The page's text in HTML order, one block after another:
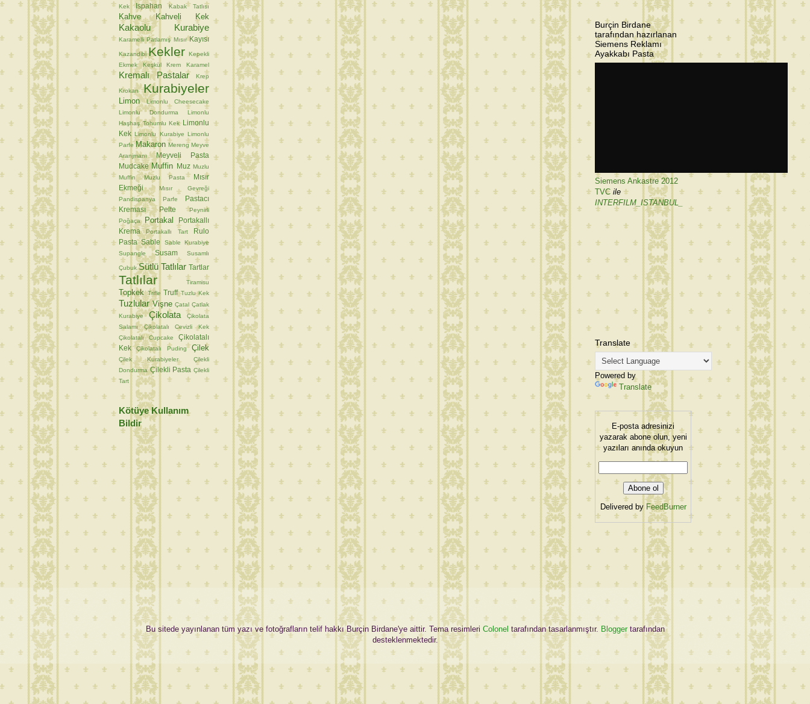
Kek
Ispahan Kabak Tatlısı
Kahve Kahveli Kek
Kakaolu Kurabiye
Karamelli Patlamış Mısır Kayısı
Kazandibi Kekler Kepekli
Ekmek
Keşkül Krem Karamel
Kremalı Pastalar Krep
Krokan Kurabiyeler
Limon
Limonlu Cheesecake
Limonlu Dondurma
Limonlu
Haşhaş Tohumlu Kek
Limonlu
Kek Limonlu Kurabiye Limonlu
Parfe Makaron Mereng Meyve
Aranjmanı
Meyveli Pasta
Mudcake Muffin Muz Muzlu
Muffin
Muzlu Pasta
Mısır
Ekmeği
Mısır Gevreği
Pandispanya
Parfe
Pastacı
Kreması
Pelte
Peynirli
Poğaça
Portakal
Portakallı
Krema
Portakallı Tart
Rulo
Pasta Sable
Sable Kurabiye
Supangle
Susam Susamlı
Çubuk Sütlü Tatlılar Tartlar
Tatlılar Tiramisu
Topkek Trifle Truff Tuzlu Kek
Tuzlular Vişne Çatal Çatlak
Kurabiye
Çikolata
Çikolata
Salamı
Çikolatalı Cevizli Kek
Çikolatalı Cupcake
Çikolatalı
Kek
Çikolatalı Puding Çilek
Çilek Kurabiyeler
Çilekli
Dondurma Çilekli Pasta Çilekli
Tart
Kötüye Kullanım
Bildir
Burçin Birdane
tarafından hazırlanan
Siemens Reklamı
Ayakkabı Pasta
Siemens Ankastre 2012
TVC ile
INTERFILM_ISTANBUL_
Translate
Powered by
Translate
E-posta adresinizi
yazarak abone olun, yeni
yazıları anında okuyun
Delivered by FeedBurner
Bu sitede yayınlanan tüm yazı ve fotoğrafların telif hakkı Burçin Birdane'ye aittir. Tema resimleri Colonel tarafından tasarlanmıştır. Bloggertarafından
desteklenmektedir.